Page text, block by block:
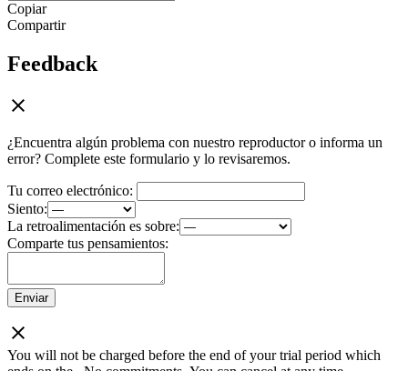
Copiar
Compartir
Feedback
¿Encuentra algún problema con nuestro reproductor o informa un
error? Complete este formulario y lo revisaremos.
Tu correo electrónico:
Siento:
La retroalimentación es sobre:
Comparte tus pensamientos:
Enviar
You will not be charged before the end of your trial period which